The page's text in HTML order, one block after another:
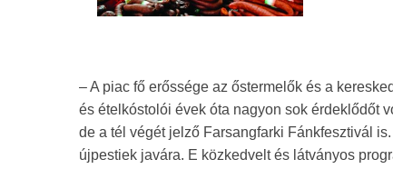
– A piac fő erőssége az őstermelők és a
és ételkóstolói évek óta nagyon sok érdeklődőt
de a tél végét jelző Farsangfarki Fánkfesztivál
újpestiek javára. E közkedvelt és látványos